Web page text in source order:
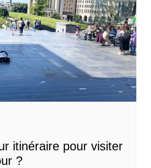
itinéraire pour visiter
?